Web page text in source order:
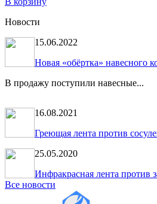
Новости
15.06.2022
Новая «обёртка» навесного
В продажу поступили навесные...
16.08.2021
Греющая лента против
25.05.2020
Инфракрасная лента
Все новости